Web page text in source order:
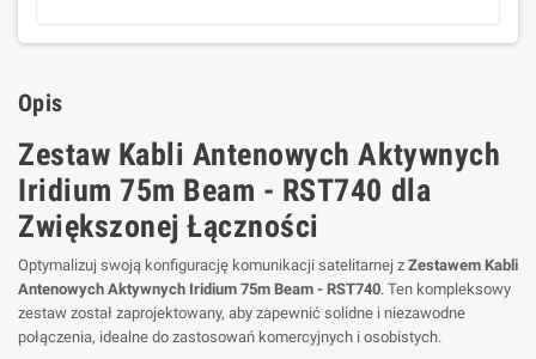
Opis
Zestaw Kabli Antenowych Aktywnych
Iridium 75m Beam - RST740 dla
Zwiększonej Łączności
Optymalizuj swoją konfigurację komunikacji satelitarnej z Zestawem Kabli
Antenowych Aktywnych Iridium 75m Beam - RST740. Ten kompleksowy
zestaw został zaprojektowany, aby zapewnić solidne i niezawodne
połączenia, idealne do zastosowań komercyjnych i osobistych.